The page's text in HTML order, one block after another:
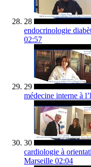
28
endocrinologie
02:57
29
médecine interne à
30
cardiologie à
Marseille 02:04